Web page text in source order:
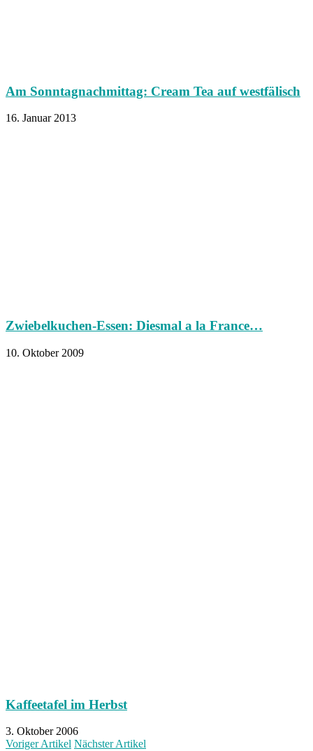
Am Sonntagnachmittag: Cream Tea auf westfälisch
16. Januar 2013
Zwiebelkuchen-Essen: Diesmal a la France…
10. Oktober 2009
Kaffeetafel im Herbst
3. Oktober 2006
Voriger Artikel Nächster Artikel